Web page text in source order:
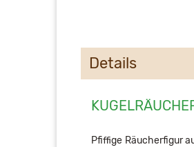
Details
Pfiffige Räucherfigur